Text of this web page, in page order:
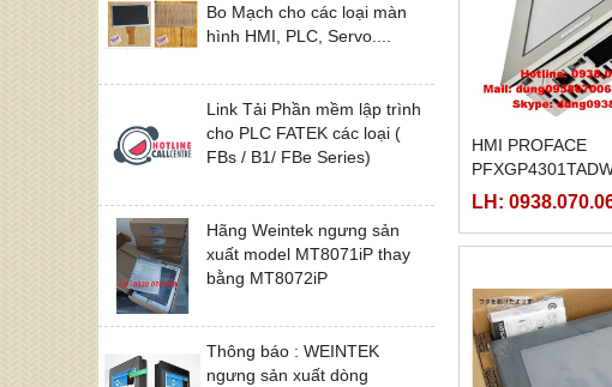
Bo Mạch cho các loại màn
hình HMI, PLC, Servo....
Link Tải Phần mềm lập trình
cho PLC FATEK các loại (
FBs / B1/ FBe Series)
Hãng Weintek ngưng sản
xuất model MT8071iP thay
bằng MT8072iP
Thông báo : WEINTEK
ngưng sản xuất dòng
HMI PROFACE
GP4301TW
LH: